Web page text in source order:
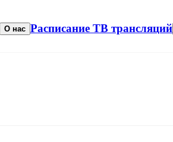
О нас Расписание ТВ трансляций